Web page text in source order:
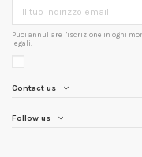
Puoi annullare l'iscrizione in ogni
legali.
Contact us
Follow us